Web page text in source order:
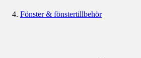
Fönster & fönstertillbehör